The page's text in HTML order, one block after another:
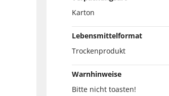
Karton
Lebensmittelformat
Trockenprodukt
Warnhinweise
Bitte nicht toasten!